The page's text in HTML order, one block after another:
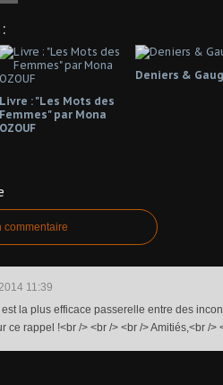
Livre : "Les Mots des
Femmes" par Mona
OZOUF
Deniers &
commentaire
11:39
la plus efficace passerelle entre des
ce rappel !<br /> <br /> <br /> Amitiés,<br />